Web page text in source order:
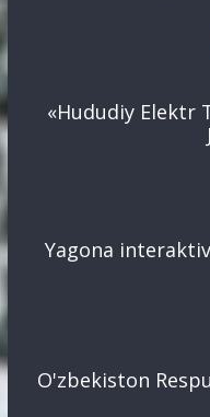
«Hududiy Elektr
Yagona
O'zbekiston